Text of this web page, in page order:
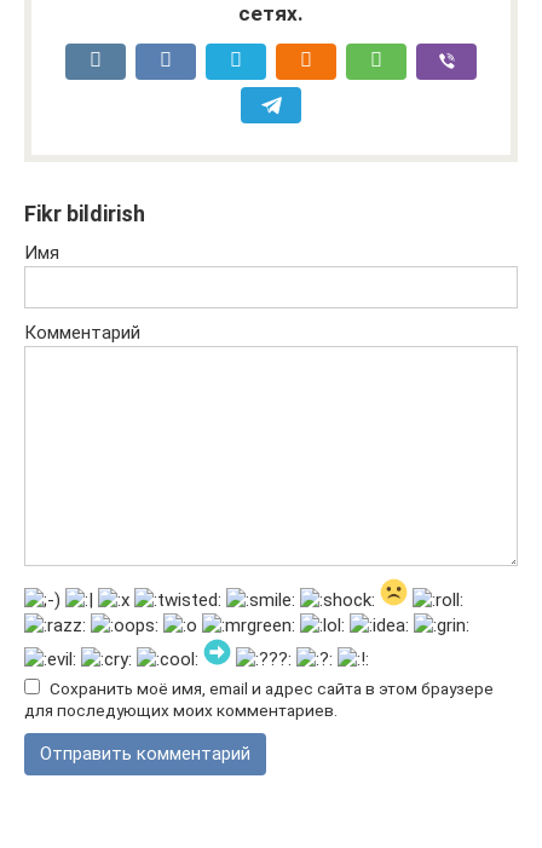
сетях.
Fikr bildirish
Имя
Комментарий
Сохранить моё имя, email и адрес сайта в этом браузере
для последующих моих комментариев.